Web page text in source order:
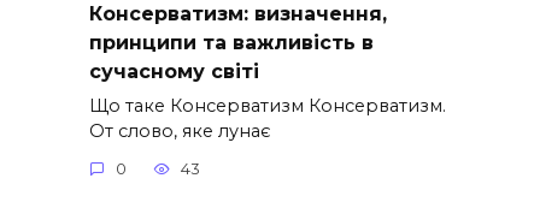
Консерватизм: визначення,
принципи та важливість в
сучасному світі
Що таке Консерватизм Консерватизм.
От слово, яке лунає
0 43